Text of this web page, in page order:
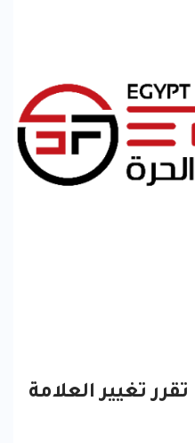
تغيير العلامة